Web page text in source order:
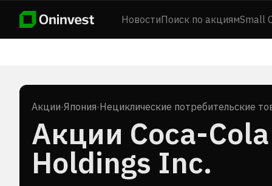
НовостиПоиск по акциямSmall
Акции·Япония·Нециклические потребительские
Акции Coca-
Holdings Inc.